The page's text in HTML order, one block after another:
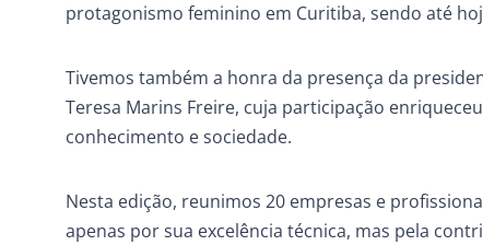
protagonismo feminino em Curitiba, sendo até
Tivemos também a honra da presença da
Teresa Marins Freire, cuja participação
conhecimento e sociedade.
Nesta edição, reunimos 20 empresas e
apenas por sua excelência técnica, mas pela